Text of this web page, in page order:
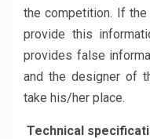
the competition. If
provide this
provides false
and the designer of
take his/her place.
Technical